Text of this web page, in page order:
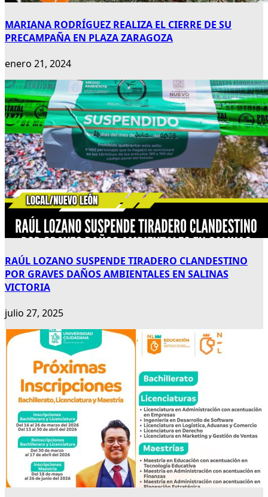
MARIANA RODRÍGUEZ REALIZA EL CIERRE DE SU
PRECAMPAÑA EN PLAZA ZARAGOZA
enero 21, 2024
RAÚL LOZANO SUSPENDE TIRADERO CLANDESTINO
POR GRAVES DAÑOS AMBIENTALES EN SALINAS
VICTORIA
julio 27, 2025